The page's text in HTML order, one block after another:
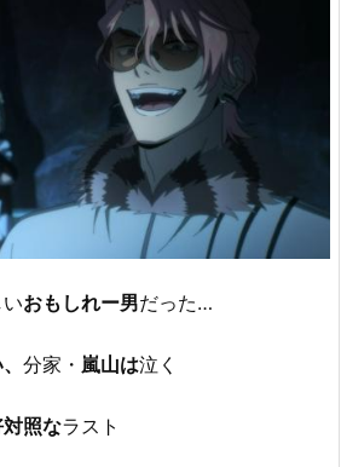
おもしれー男だった…
分家・ 嵐山は泣く
照なラスト